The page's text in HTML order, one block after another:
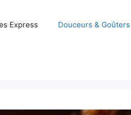
Express Douceurs & Goûters